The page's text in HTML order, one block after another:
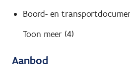
Boord- en
Toon meer (4)
Aanbod